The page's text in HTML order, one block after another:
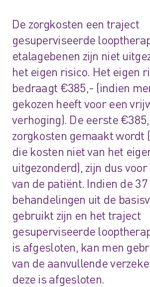
De zorgkosten een traject
gesuperviseerde
etalagebenen zijn niet
het eigen risico. Het eigen
bedraagt €385,- (indien
gekozen heeft voor een
verhoging). De eerste
zorgkosten gemaakt wordt
die kosten niet van het
uitgezonderd), zijn dus
van de patiënt. Indien de 37
behandelingen uit de
gebruikt zijn en het traject
gesuperviseerde
is afgesloten, kan men
van de aanvullende
deze is afgesloten.